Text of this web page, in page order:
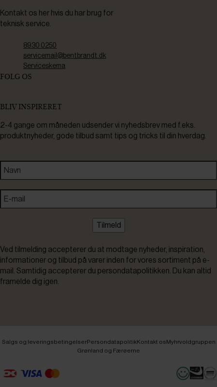
Kontakt os her hvis du har brug for
teknisk service.
8930 0250
servicemail@bentbrandt.dk
Serviceskema
FØLG OS
BLIV INSPIRERET
2-4 gange om måneden udsender vi nyhedsbrev med f.eks.
produktnyheder, gode tilbud samt tips og tricks til din hverdag.
Tilmeld
Ved tilmelding accepterer du at modtage nyheder, inspiration,
informationer og tilbud på varer inden for vores sortiment på e-
mail. Samtidig accepterer du persondatapolitikken. Du kan altid
framelde dig igen.
Salgs og leveringsbetingelserPersondatapolitikKontakt osMyhrvoldgruppen
Grønland og Færøerne